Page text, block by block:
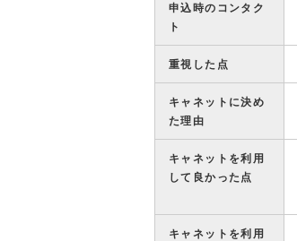
申込時のコンタク
ト
重視した点
キャネットに決め
た理由
キャネットを利用
して良かった点
キャネットを利用